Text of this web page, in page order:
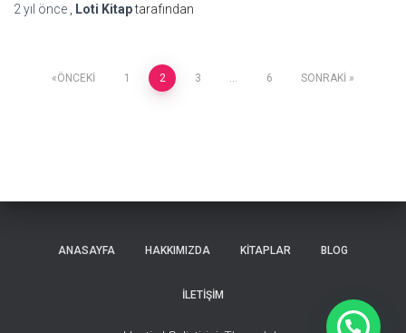
2 yıl önce Loti Kitaptarafından
YazıÖNCEKI 1 2 3 6 SONRAKI
ANASAYFA HAKKIMIZDA KİTAPLAR BLOG
İLETİŞİM